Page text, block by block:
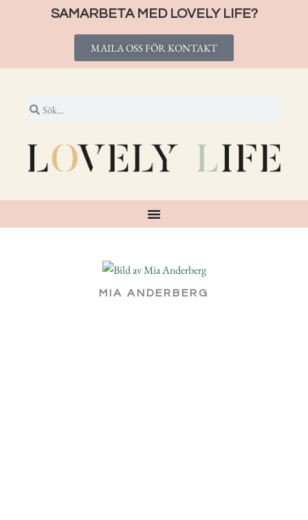
SAMARBETA MED LOVELY LIFE?
MAILA OSS FÖR KONTAKT
MIA ANDERBERG